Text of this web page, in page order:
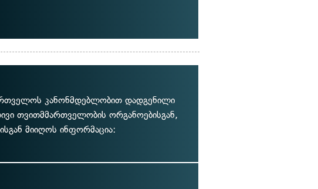
კანონმდებლობით დადგენილი
თვითმმართველობის ორგანოებისგან,
მიიღოს ინფორმაცია: